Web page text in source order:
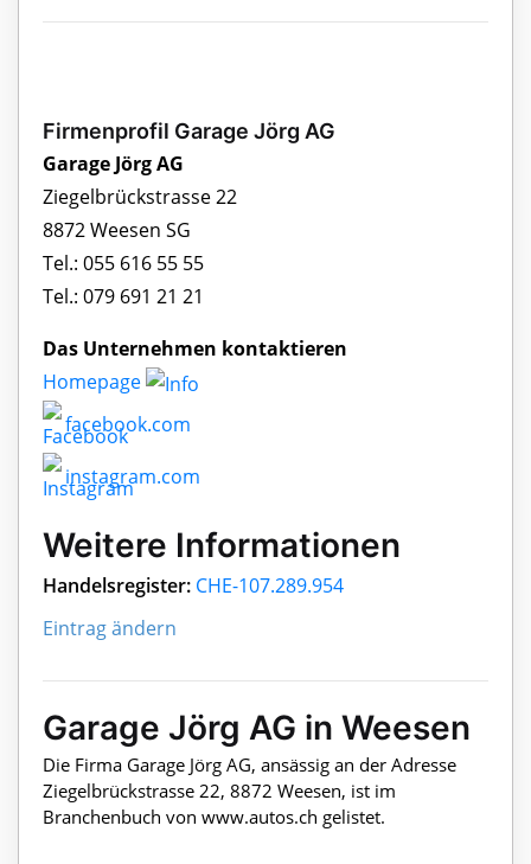
Firmenprofil Garage Jörg AG
Garage Jörg AG
Ziegelbrückstrasse 22
8872 Weesen SG
Tel.: 055 616 55 55
Tel.: 079 691 21 21
Das Unternehmen kontaktieren
Homepage
facebook.com
instagram.com
Weitere Informationen
Handelsregister: CHE-107.289.954
Eintrag ändern
Garage Jörg AG in Weesen
Die Firma Garage Jörg AG, ansässig an der Adresse
Ziegelbrückstrasse 22, 8872 Weesen, ist im
Branchenbuch von www.autos.ch gelistet.